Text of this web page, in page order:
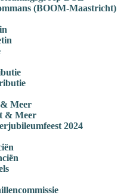
(BOOM-Maastricht)
Meer
& Meer
2024